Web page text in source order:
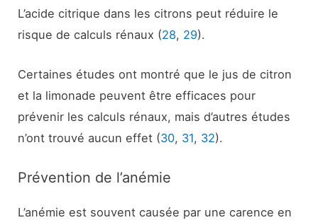
L’acide citrique dans les citrons peut réduire le
risque de calculs rénaux (28, 29).
Certaines études ont montré que le jus de citron
et la limonade peuvent être efficaces pour
prévenir les calculs rénaux, mais d’autres études
n’ont trouvé aucun effet (30, 31, 32).
Prévention de l’anémie
L’anémie est souvent causée par une carence en